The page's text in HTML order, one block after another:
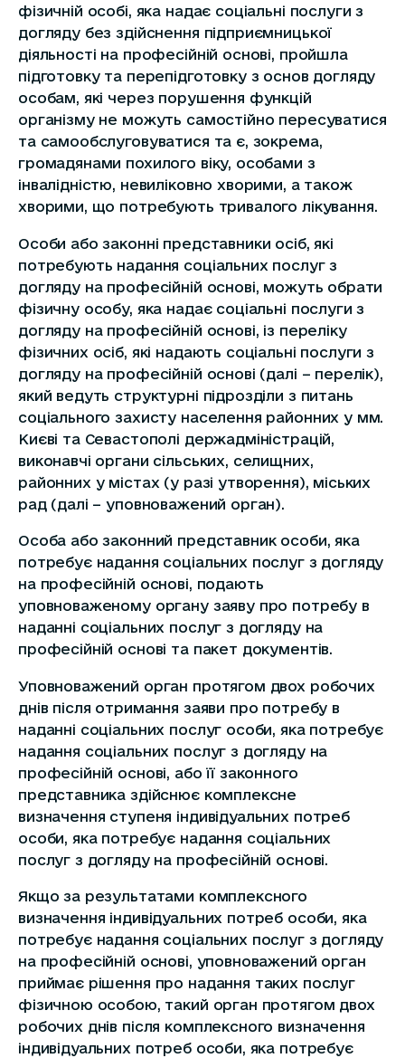
фізичній особі, яка надає соціальні послуги з
догляду без здійснення підприємницької
діяльності на професійній основі, пройшла
підготовку та перепідготовку з основ догляду
особам, які через порушення функцій
організму не можуть самостійно пересуватися
та самообслуговуватися та є, зокрема,
громадянами похилого віку, особами з
інвалідністю, невиліковно хворими, а також
хворими, що потребують тривалого лікування.
Особи або законні представники осіб, які
потребують надання соціальних послуг з
догляду на професійній основі, можуть обрати
фізичну особу, яка надає соціальні послуги з
догляду на професійній основі, із переліку
фізичних осіб, які надають соціальні послуги з
догляду на професійній основі (далі – перелік),
який ведуть структурні підрозділи з питань
соціального захисту населення районних у мм.
Києві та Севастополі держадміністрацій,
виконавчі органи сільських, селищних,
районних у містах (у разі утворення), міських
рад (далі – уповноважений орган).
Особа або законний представник особи, яка
потребує надання соціальних послуг з догляду
на професійній основі, подають
уповноваженому органу заяву про потребу в
наданні соціальних послуг з догляду на
професійній основі та пакет документів.
Уповноважений орган протягом двох робочих
днів після отримання заяви про потребу в
наданні соціальних послуг особи, яка потребує
надання соціальних послуг з догляду на
професійній основі, або її законного
представника здійснює комплексне
визначення ступеня індивідуальних потреб
особи, яка потребує надання соціальних
послуг з догляду на професійній основі.
Якщо за результатами комплексного
визначення індивідуальних потреб особи, яка
потребує надання соціальних послуг з догляду
на професійній основі, уповноважений орган
приймає рішення про надання таких послуг
фізичною особою, такий орган протягом двох
робочих днів після комплексного визначення
індивідуальних потреб особи, яка потребує